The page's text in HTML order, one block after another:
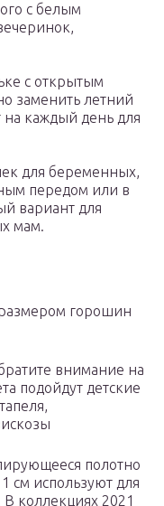
с белым
с открытым
заменить летний
каждый день для
для беременных,
передом или в
вариант для
мам.
горошин
внимание на
подойдут детские
полотно
см используют для
коллекциях 2021